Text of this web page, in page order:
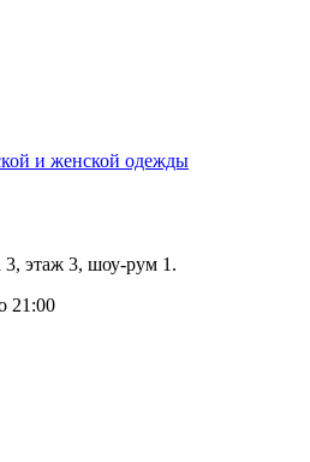
этаж 3, шоу-рум 1.
21:00